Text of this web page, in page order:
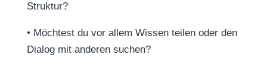
Struktur?
• Möchtest du vor allem Wissen teilen oder den
Dialog mit anderen suchen?